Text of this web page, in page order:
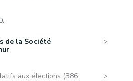
de la Société
aux élections (386